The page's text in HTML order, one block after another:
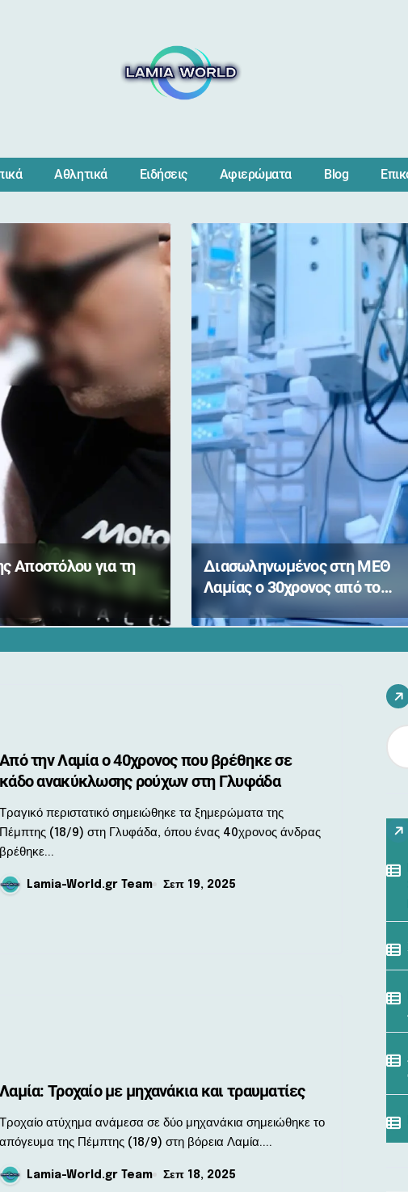
Αθλητικά Ειδήσεις Αφιερώματα Blog
Αποστόλου για τη
Διασωληνωμένος στη ΜΕΘ
Λαμίας ο 30χρονος από το
τροχαίο στη Λαμίας –
Καρπενησίου
Από την Λαμία ο 40χρονος που βρέθηκε σε
κάδο ανακύκλωσης ρούχων στη Γλυφάδα
Τραγικό περιστατικό σημειώθηκε τα ξημερώματα της
Πέμπτης (18/9) στη Γλυφάδα, όπου ένας 40χρονος άνδρας
βρέθηκε...
Lamia-World.gr Team Σεπ 19, 2025
Λαμία: Τροχαίο με μηχανάκια και τραυματίες
Τροχαίο ατύχημα ανάμεσα σε δύο μηχανάκια σημειώθηκε το
απόγευμα της Πέμπτης (18/9) στη βόρεια Λαμία....
Lamia-World.gr Team Σεπ 18, 2025